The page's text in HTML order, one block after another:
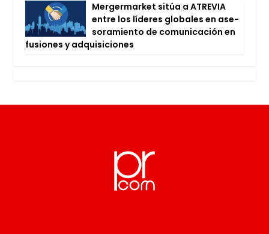
Mer­ger­mar­ket sitúa a ATRE­VIA
entre los líde­res glo­ba­les en ase­
so­ra­mien­to de comu­ni­ca­ción en
fusio­nes y adqui­si­cio­nes